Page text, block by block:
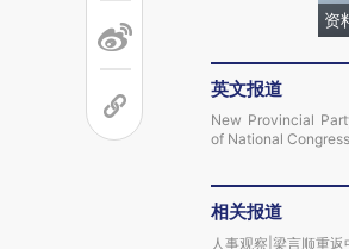
资
英文报道
New Provincial
of National Congress
相关报道
人事观察|梁言顺重